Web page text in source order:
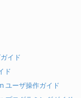
イド
ド
ユーザ操作ガイド